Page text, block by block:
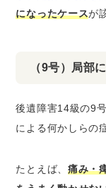
になったケースが
（9号）局部
後遺障害14級の9
による何かしらの
たとえば、 痛み・